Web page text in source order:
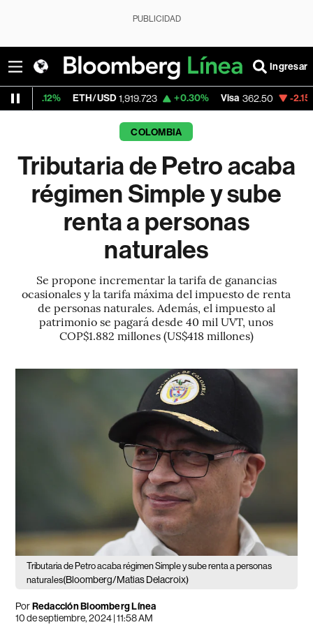
PUBLICIDAD
Ingresar
ETH/USD 1,919.723 +0.30% Visa 362.50 -2.15%
COLOMBIA
Tributaria de Petro acaba
régimen Simple y sube
renta a personas
naturales
Se propone incrementar la tarifa de ganancias
ocasionales y la tarifa máxima del impuesto de renta
de personas naturales. Además, el impuesto al
patrimonio se pagará desde 40 mil UVT, unos
COP$1.882 millones (US$418 millones)
Tributaria de Petro acaba régimen Simple y sube renta a personas
naturales(Bloomberg/Matias Delacroix)
PorRedacción Bloomberg Línea
10 de septiembre, 2024 | 11:58 AM